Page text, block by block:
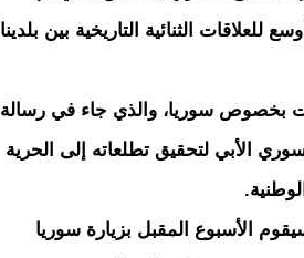
أوسع للعلاقات الثنائية التاريخية بين بلدينا
بخصوص سوريا، والذي جاء في رسالة
الأبي لتحقيق تطلعاته إلى الحرية
الأسبوع المقبل بزيارة سوريا